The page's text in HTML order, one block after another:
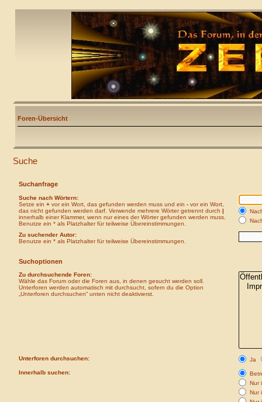
Foren-Übersicht
Suche
Suchanfrage
Suche nach Wörtern:
Setze ein + vor ein Wort, das gefunden werden muss und ein - vor ein Wort,
das nicht gefunden werden darf. Verwende mehrere Wörter getrennt durch |
innerhalb einer Klammer, wenn nur eines der Wörter gefunden werden muss.
Benutze ein * als Platzhalter für teilweise Übereinstimmungen.
Zu suchender Autor:
Benutze ein * als Platzhalter für teilweise Übereinstimmungen.
Suchoptionen
Zu durchsuchende Foren:
Wähle das Forum oder die Foren aus, in denen gesucht werden soll.
Unterforen werden automatisch mit durchsucht, sofern du die Option
„Unterforen durchsuchen“ unten nicht deaktivierst.
Unterforen durchsuchen:
Ja
Innerhalb suchen:
Nur
Nur